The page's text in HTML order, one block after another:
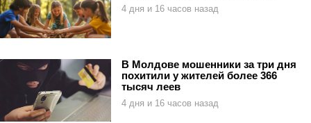
4 дня и 16 часов назад
В Молдове мошенники за три дня
похитили у жителей более 366
тысяч леев
4 дня и 16 часов назад